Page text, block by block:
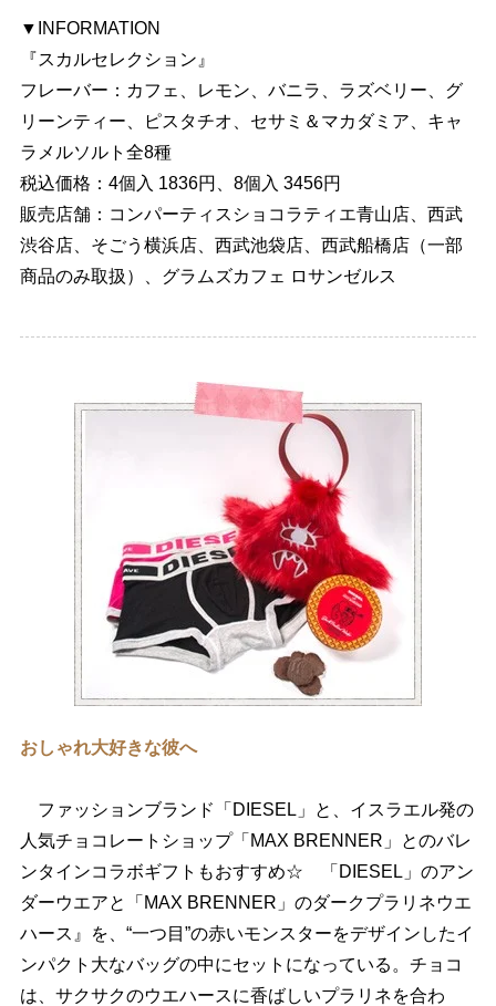
▼INFORMATION
『スカルセレクション』
フレーバー：カフェ、レモン、バニラ、ラズベリー、グ
リーンティー、ピスタチオ、セサミ＆マカダミア、キャ
ラメルソルト全8種
税込価格：4個入 1836円、8個入 3456円
販売店舗：コンパーティスショコラティエ青山店、西武
渋谷店、そごう横浜店、西武池袋店、西武船橋店（一部
商品のみ取扱）、グラムズカフェ ロサンゼルス
おしゃれ大好きな彼へ
ファッションブランド「DIESEL」と、イスラエル発の
人気チョコレートショップ「MAX BRENNER」とのバレ
ンタインコラボギフトもおすすめ☆ 「DIESEL」のアン
ダーウエアと「MAX BRENNER」のダークプラリネウエ
ハース』を、“一つ目”の赤いモンスターをデザインしたイ
ンパクト大なバッグの中にセットになっている。チョコ
は、サクサクのウエハースに香ばしいプラリネを合わ